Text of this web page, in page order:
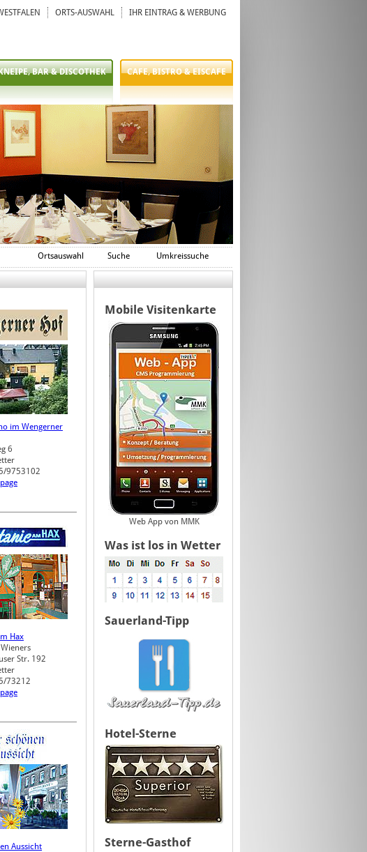
Ortsauswahl Suche Umkreissuche
IHR EINTRAG & WERBUNG
ORTS-AUSWAHL
BAR & DISCOTHEK CAFE, BISTRO & EISCAFE
im Wengerner
6
9753102
Hax
Str. 192
73212
Aussicht
Mobile Visitenkarte
Web App von MMK
Was ist los in Wetter
Sauerland-Tipp
Hotel-Sterne
Sterne-Gasthof